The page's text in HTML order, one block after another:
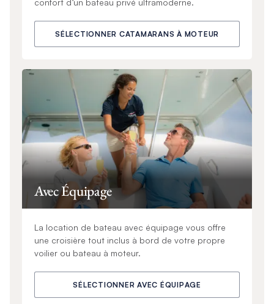
confort d’un bateau privé ultramoderne.
SÉLECTIONNER CATAMARANS À MOTEUR
Avec Équipage
La location de bateau avec équipage vous offre
une croisière tout inclus à bord de votre propre
voilier ou bateau à moteur.
SÉLECTIONNER AVEC ÉQUIPAGE